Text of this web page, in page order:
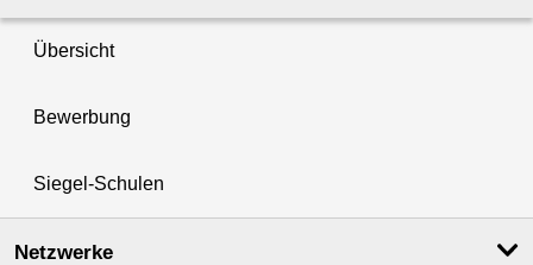
Übersicht
Bewerbung
Siegel-Schulen
Netzwerke